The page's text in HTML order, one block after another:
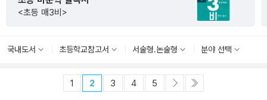
<초등 매3비>
국내도서 초등학교참고서 서술형.논술형 분야 선택
1 2 3 4 5